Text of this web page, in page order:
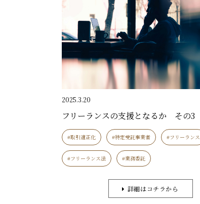
2025.3.20
フリーランスの支援となるか その3
#取引適正化 #特定受託事業者 #フリーランス
#フリーランス法 #業務委託
詳細はコチラから